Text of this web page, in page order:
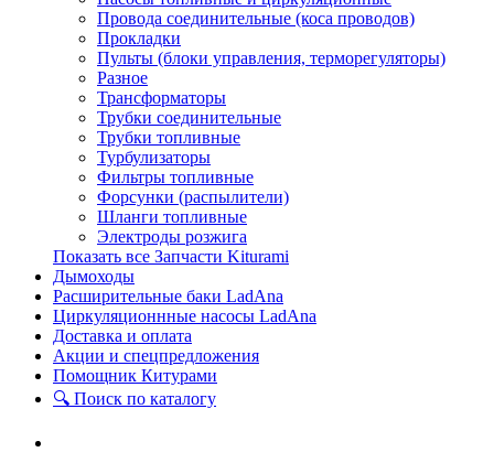
Провода соединительные (коса проводов)
Прокладки
Пульты (блоки управления, терморегуляторы)
Разное
Трансформаторы
Трубки соединительные
Трубки топливные
Турбулизаторы
Фильтры топливные
Форсунки (распылители)
Шланги топливные
Электроды розжига
Показать все Запчасти Kiturami
Дымоходы
Расширительные баки LadAna
Циркуляционнные насосы LadAna
Доставка и оплата
Акции и спецпредложения
Помощник Китурами
🔍 Поиск по каталогу